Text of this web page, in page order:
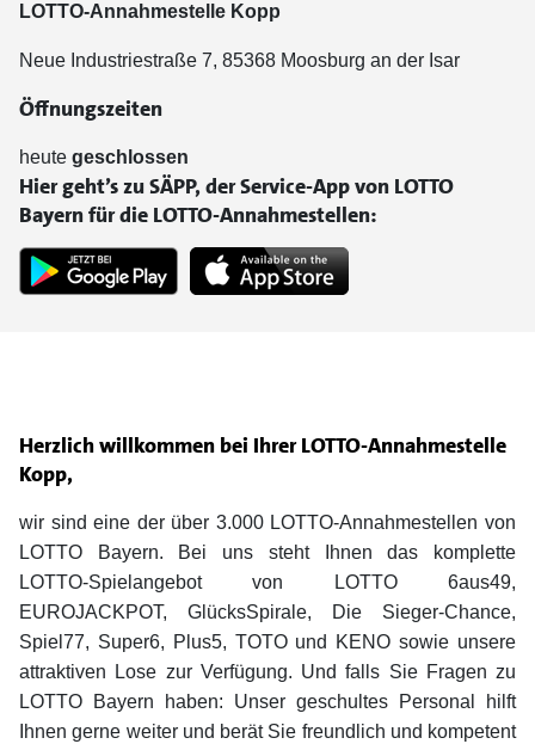
Herzlich willkommen bei Ihrer LOTTO-Annahmestelle
Kopp,
wir sind eine der über 3.000 LOTTO-Annahmestellen von
LOTTO Bayern. Bei uns steht Ihnen das komplette
LOTTO-Spielangebot von LOTTO 6aus49,
EUROJACKPOT, GlücksSpirale, Die Sieger-Chance,
Spiel77, Super6, Plus5, TOTO und KENO sowie unsere
attraktiven Lose zur Verfügung. Und falls Sie Fragen zu
LOTTO Bayern haben: Unser geschultes Personal hilft
Ihnen gerne weiter und berät Sie freundlich und kompetent
LOTTO-Annahmestelle Kopp
Neue Industriestraße 7, 85368 Moosburg an der Isar
Öffnungszeiten
heute geschlossen
Hier geht’s zu SÄPP, der Service-App von LOTTO
Bayern für die LOTTO-Annahmestellen: